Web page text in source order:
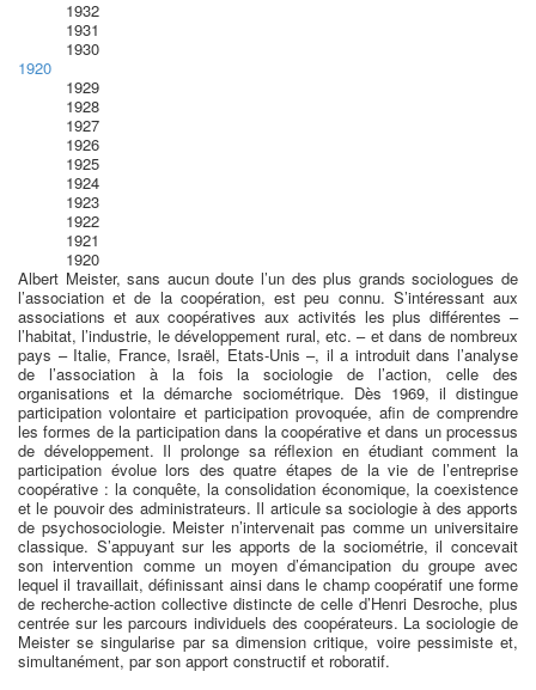
1932
1931
1930
1920
1929
1928
1927
1926
1925
1924
1923
1922
1921
1920
Albert Meister, sans aucun doute l’un des plus grands sociologues de
l’association et de la coopération, est peu connu. S’intéressant aux
associations et aux coopératives aux activités les plus différentes –
l’habitat, l’industrie, le développement rural, etc. – et dans de nombreux
pays – Italie, France, Israël, Etats-Unis –, il a introduit dans l’analyse
de l’association à la fois la sociologie de l’action, celle des
organisations et la démarche sociométrique. Dès 1969, il distingue
participation volontaire et participation provoquée, afin de comprendre
les formes de la participation dans la coopérative et dans un processus
de développement. Il prolonge sa réflexion en étudiant comment la
participation évolue lors des quatre étapes de la vie de l’entreprise
coopérative : la conquête, la consolidation économique, la coexistence
et le pouvoir des administrateurs. Il articule sa sociologie à des apports
de psychosociologie. Meister n’intervenait pas comme un universitaire
classique. S’appuyant sur les apports de la sociométrie, il concevait
son intervention comme un moyen d’émancipation du groupe avec
lequel il travaillait, définissant ainsi dans le champ coopératif une forme
de recherche-action collective distincte de celle d’Henri Desroche, plus
centrée sur les parcours individuels des coopérateurs. La sociologie de
Meister se singularise par sa dimension critique, voire pessimiste et,
simultanément, par son apport constructif et roboratif.